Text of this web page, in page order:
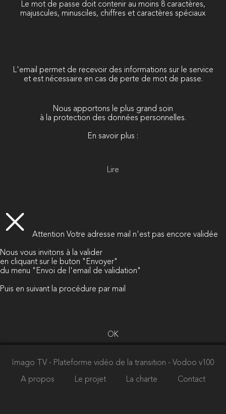
Le mot de passe doit contenir au moins 8 caractères,
majuscules, minusciles, chiffres et caractères spéciaux
L'email permet de recevoir des informations sur le service
et est nécessaire en cas de perte de mot de passe.
Nous apportons le plus grand soin
à la protection des données personnelles.
En savoir plus :
Lire
Attention Votre adresse mail n'est pas encore validée
Nous vous invitons à la valider
en cliquant sur le buton "Envoyer"
du menu "Envoi de l'email de validation"
Puis en suivant la procédure par mail
OK
Imago TV - Plateforme vidéo de la transition - Vodoo v100
A propos Le projet La charte Contact